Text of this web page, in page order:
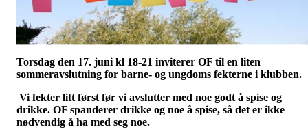
Torsdag den 17. juni kl 18-21 inviterer OF til en liten
sommeravslutning for barne- og ungdoms fekterne i klubben.
Vi fekter litt først før vi avslutter med noe godt å spise og
drikke. OF spanderer drikke og noe å spise, så det er ikke
nødvendig å ha med seg noe.